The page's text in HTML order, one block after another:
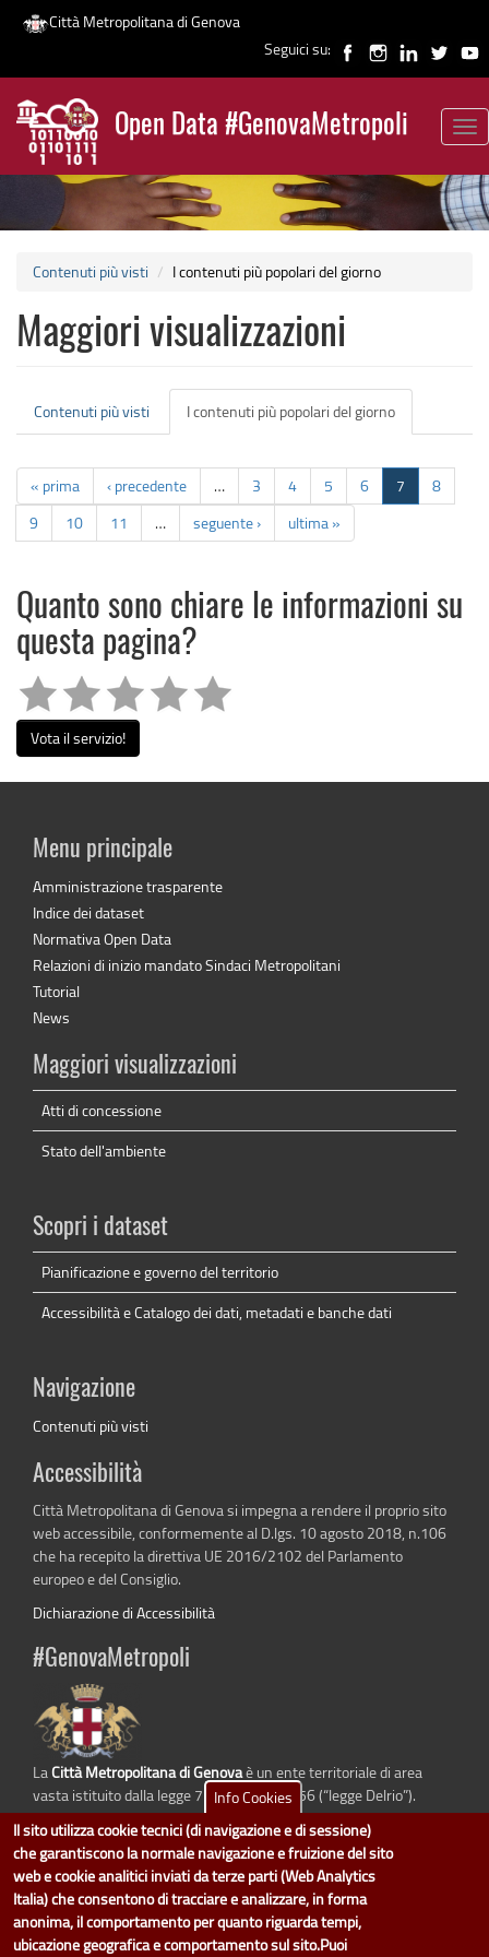
Salta
contenuto
principale
Città Metropolitana di Genova
Seguici su:
Open Data #GenovaMetropoli
News
Contenuti più visti I contenuti più popolari del giorno
Maggiori visualizzazioni
Schede
primarie
Contenuti più visti I contenuti più popolari del giorno
attiva)
« prima ‹ precedente … 3 4 5 6 7
8
9
10 11 … seguente › ultima »
Quanto sono chiare le informazioni su
questa pagina?
Vota il servizio!
Menu principale
Amministrazione trasparente
Indice dei dataset
Normativa Open Data
Relazioni di inizio mandato Sindaci Metropolitani
Tutorial
News
Maggiori visualizzazioni
Atti di concessione
Stato dell'ambiente
Scopri i dataset
Pianificazione e governo del territorio
Accessibilità e Catalogo dei dati, metadati e banche dati
Navigazione
Contenuti più visti
Accessibilità
Città Metropolitana di Genova si impegna a rendere il proprio sito
web accessibile, conformemente al D.lgs. 10 agosto 2018, n.106
che ha recepito la direttiva UE 2016/2102 del Parlamento
europeo e del Consiglio.
Dichiarazione di Accessibilità
#GenovaMetropoli
LaCittà Metropolitana di Genovaè un ente territoriale di area
vasta istituito dalla legge 7 aprile 2014 n. 56 (“legge Delrio”).
Sostituisce la Provincia di Genova.
dati.cittametropolitana.genova.itè il progetto "Open Data" della
Metropolitana di Genova.
Info Cookies
Il sito utilizza cookie tecnici (di navigazione e di sessione)
che garantiscono la normale navigazione e fruizione del sito
web e cookie analitici inviati da terze parti (Web Analytics
Italia) che consentono di tracciare e analizzare, in forma
anonima, il comportamento per quanto riguarda tempi,
ubicazione geografica e comportamento sul sito.Puoi